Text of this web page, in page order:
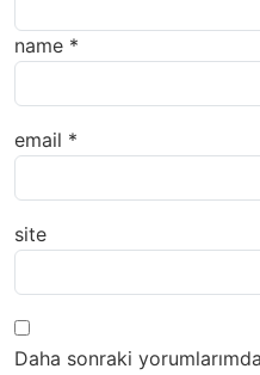
name *
email *
site
Daha sonraki